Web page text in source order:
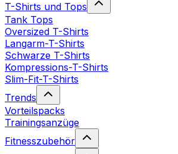
T-Shirts und Tops
Tank Tops
Oversized T-Shirts
Langarm-T-Shirts
Schwarze T-Shirts
Kompressions-T-Shirts
Slim-Fit-T-Shirts
Trends
Vorteilspacks
Trainingsanzüge
Fitnesszubehör